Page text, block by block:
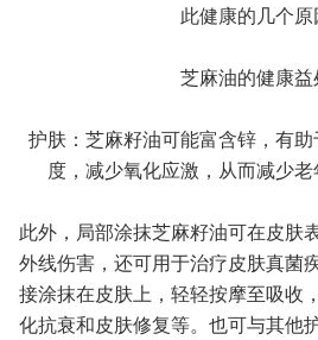
此健康的几个原
芝麻油的健康益
护肤：芝麻籽油可能富含锌，有
度，减少氧化应激，从而减少老
此外，局部涂抹芝麻籽油可在皮肤
外线伤害，还可用于治疗皮肤真菌
接涂抹在皮肤上，轻轻按摩至吸收
化抗衰和皮肤修复等。也可与其他